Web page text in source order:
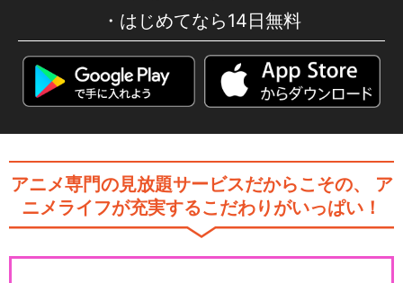
はじめてなら14日無料
アニメ専門の見放題サービスだからこその、
ア
ニメライフが充実するこだわりがいっぱい！